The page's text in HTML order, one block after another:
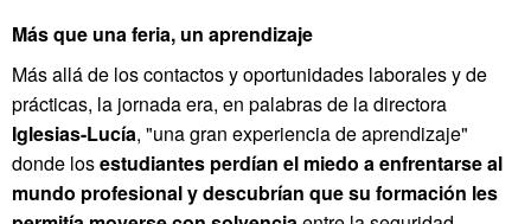
Más que una feria, un aprendizaje
Más allá de los contactos y oportunidades laborales y de
prácticas, la jornada era, en palabras de la directora
Iglesias-Lucía, "una gran experiencia de aprendizaje"
donde losestudiantes perdían el miedo a enfrentarse al
mundo profesional y descubrían que su formación les